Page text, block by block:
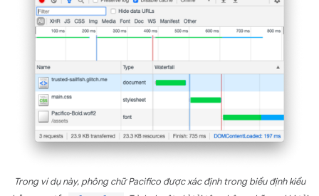
Trong ví dụ này, phông chữ Pacifico được xác định trong biểu định kiểu